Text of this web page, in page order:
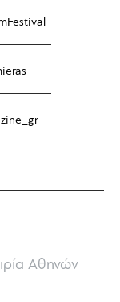
Αθηνών